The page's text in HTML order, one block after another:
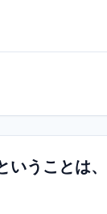
いうことは